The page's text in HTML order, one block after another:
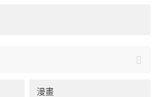
漫畫